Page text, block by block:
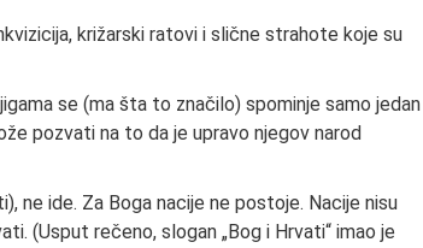
križarski ratovi i slične strahote koje su
se (ma šta to značilo) spominje samo jedan
pozvati na to da je upravo njegov narod
ne ide. Za Boga nacije ne postoje. Nacije nisu
(Usput rečeno, slogan „Bog i Hrvati“ imao je